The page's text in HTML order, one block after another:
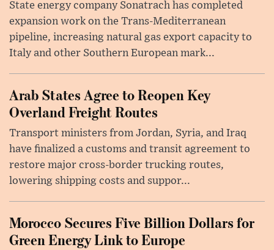
State energy company Sonatrach has completed
expansion work on the Trans-Mediterranean
pipeline, increasing natural gas export capacity to
Italy and other Southern European mark...
Arab States Agree to Reopen Key
Overland Freight Routes
Transport ministers from Jordan, Syria, and Iraq
have finalized a customs and transit agreement to
restore major cross-border trucking routes,
lowering shipping costs and suppor...
Morocco Secures Five Billion Dollars for
Green Energy Link to Europe